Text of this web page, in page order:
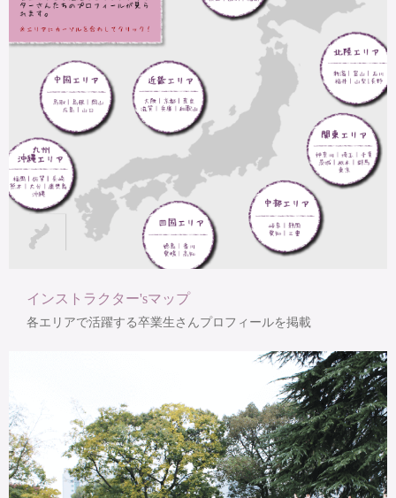
インストラクター'sマップ
各エリアで活躍する卒業生さんプロフィールを掲載